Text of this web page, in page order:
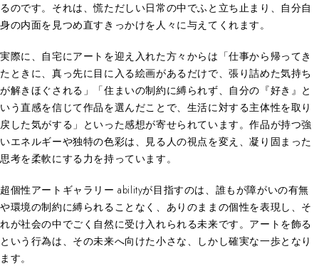
るのです。それは、慌ただしい日常の中でふと立ち止まり、自分自
身の内面を見つめ直すきっかけを人々に与えてくれます。
実際に、自宅にアートを迎え入れた方々からは「仕事から帰ってき
たときに、真っ先に目に入る絵画があるだけで、張り詰めた気持ち
が解きほぐされる」「住まいの制約に縛られず、自分の『好き』と
いう直感を信じて作品を選んだことで、生活に対する主体性を取り
戻した気がする」といった感想が寄せられています。作品が持つ強
いエネルギーや独特の色彩は、見る人の視点を変え、凝り固まった
思考を柔軟にする力を持っています。
超個性アートギャラリー abilityが目指すのは、誰もが障がいの有無
や環境の制約に縛られることなく、ありのままの個性を表現し、そ
れが社会の中でごく自然に受け入れられる未来です。アートを飾る
という行為は、その未来へ向けた小さな、しかし確実な一歩となり
ます。